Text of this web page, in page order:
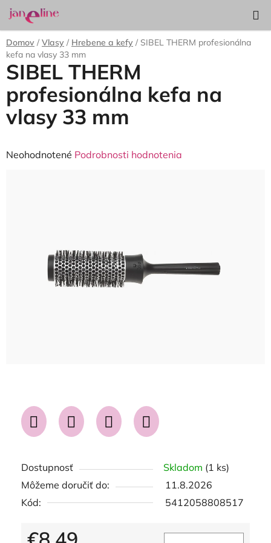
Prejsť
na
obsah
KOŠÍK
Domov / Vlasy / Hrebene a kefy / SIBEL THERM profesionálna
kefa na vlasy 33 mm
Dostupnosť Skladom (1 ks)
Môžeme doručiť do:
11.8.2026
Kód:
5412058808517
SIBEL THERM
profesionálna kefa na
vlasy 33 mm
Priemerné
hviezdičiek.
Neohodnotené Podrobnosti hodnotenia